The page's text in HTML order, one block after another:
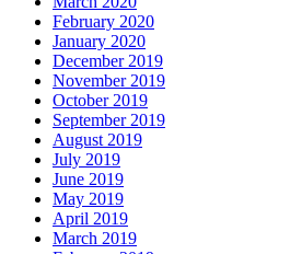
February 2020
January 2020
December 2019
November 2019
October 2019
September 2019
August 2019
July 2019
June 2019
May 2019
April 2019
March 2019